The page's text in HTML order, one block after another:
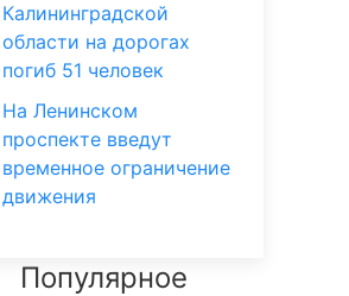
Калининградской
области на дорогах
погиб 51 человек
На Ленинском
проспекте введут
временное ограничение
движения
Популярное